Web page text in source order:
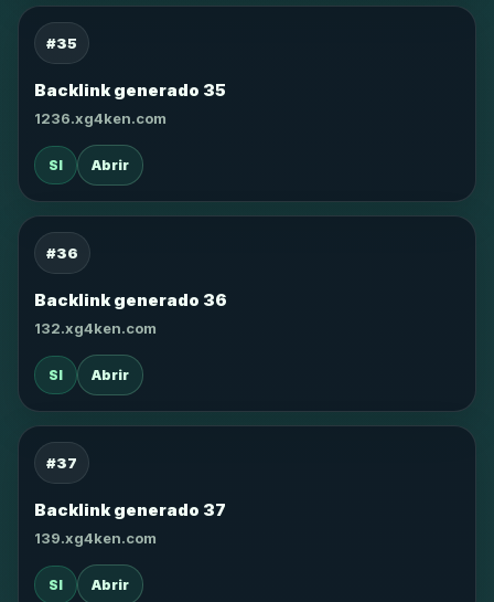
#35
Backlink generado 35
1236.xg4ken.com
SI Abrir
#36
Backlink generado 36
132.xg4ken.com
SI Abrir
#37
Backlink generado 37
139.xg4ken.com
SI Abrir